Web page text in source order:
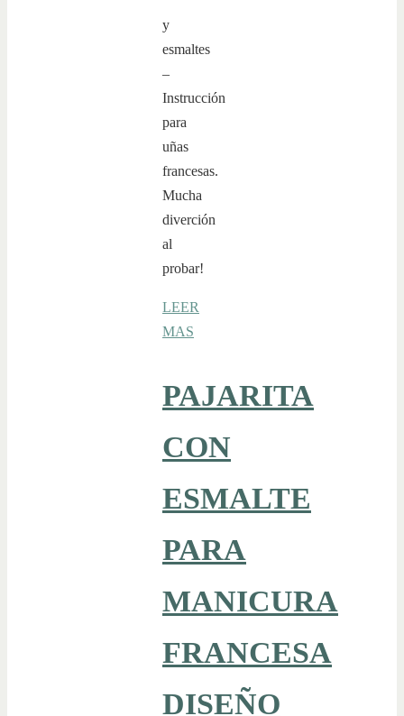
y
esmaltes
–
Instrucción
para
uñas
francesas.
Mucha
diverción
al
probar!
LEER
MAS
PAJARITA
CON
ESMALTE
PARA
MANICURA
FRANCESA
DISEÑO